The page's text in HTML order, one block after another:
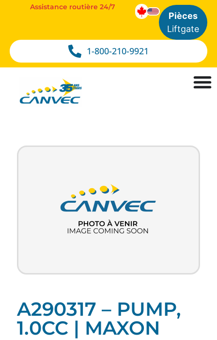
1-800-210-9921
Assistance routière 24/7
Pièces
Liftgate
A290317 – PUMP,
1.0CC | MAXON